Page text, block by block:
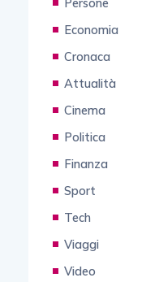
Economia
Cronaca
Attualità
Cinema
Politica
Finanza
Sport
Tech
Viaggi
Video